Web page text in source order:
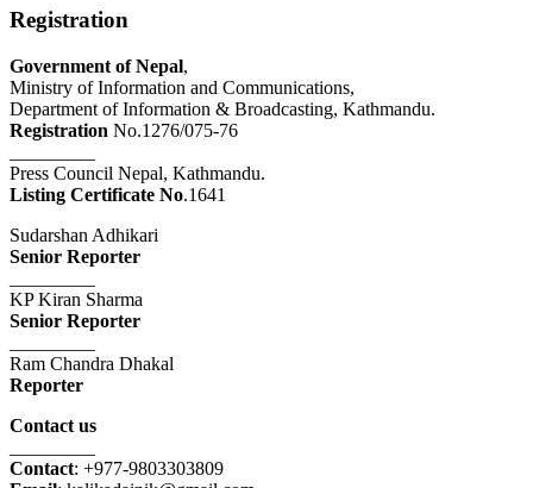
Registration
Government of Nepal,
Ministry of Information and Communications,
Department of Information & Broadcasting, Kathmandu.
Registration No.1276/075-76
Press Council Nepal, Kathmandu.
Listing Certificate No.1641
Sudarshan Adhikari
Senior Reporter
KP Kiran Sharma
Senior Reporter
Ram Chandra Dhakal
Reporter
Contact us
Contact: +977-9803303809